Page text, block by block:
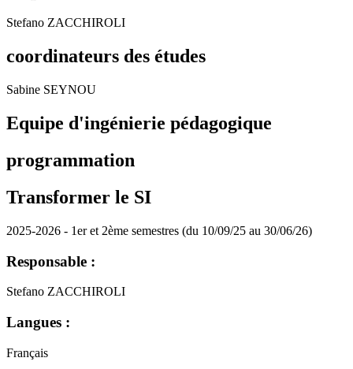
Stefano ZACCHIROLI
coordinateurs des études
Sabine SEYNOU
Equipe d'ingénierie pédagogique
programmation
Transformer le SI
2025-2026 - 1er et 2ème semestres (du 10/09/25 au 30/06/26)
Responsable :
Stefano ZACCHIROLI
Langues :
Français